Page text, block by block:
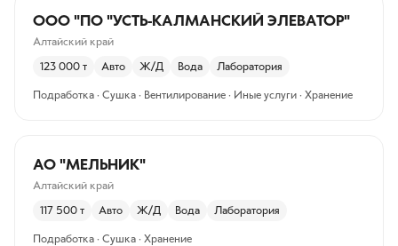
ООО "ПО "УСТЬ-КАЛМАНСКИЙ ЭЛЕВАТОР"
Алтайский край
123 000 т Авто Ж/Д Вода Лаборатория
Подработка · Сушка · Вентилирование · Иные услуги · Хранение
АО "МЕЛЬНИК"
Алтайский край
117 500 т Авто Ж/Д Вода Лаборатория
Подработка · Сушка · Хранение